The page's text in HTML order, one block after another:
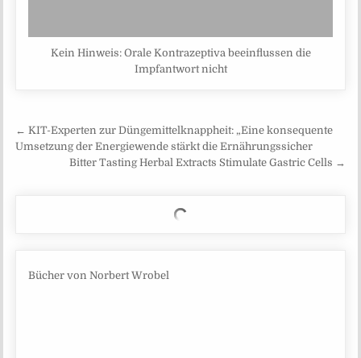
Kein Hinweis: Orale Kontrazeptiva beeinflussen die
Impfantwort nicht
Beitragsnavigation
← KIT-Experten zur Düngemittelknappheit: „Eine konsequente
Umsetzung der Energiewende stärkt die Ernährungssicher
Bitter Tasting Herbal Extracts Stimulate Gastric Cells →
Bücher von Norbert Wrobel